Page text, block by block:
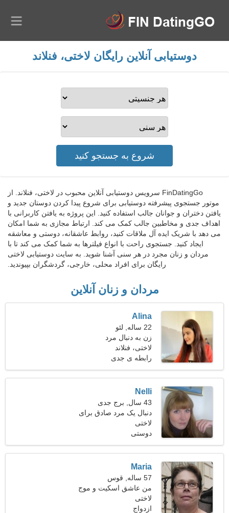
دوستیابی آنلاین رایگان لاختی، فنلاند
FinDatingGo سرویس دوستیابی آنلاین محبوب در لاختی، فنلاند. از
موتور جستجوی پیشرفته دوستیابی برای شروع پیدا کردن دوستان جدید و
یافتن دختران و جوانان جالب استفاده کنید. این پروژه به یافتن کاربرانی با
اهداف جدی و مخاطبین جالب کمک می کند. ارتباط مجازی به شما امکان
می دهد با شریک ایده آل ملاقات کنید، روابط عاشقانه، دوستی و معاشقه
ایجاد کنید. جستجوی راحت با انواع فیلترها به شما کمک می کند تا با
مردان و زنان مجرد در هر سنی آشنا شوید. به سایت دوستیابی لاختی
رایگان برای افراد محلی، خارجی، گردشگران بپیوندید.
مردان و زنان آنلاین
Alina
22 ساله, لئو
زن به دنبال مرد
لاختی، فنلاند
رابطه ی جدی
Nelli
43 سال, برج جدی
دنبال یک مرد صادق برای
کوهنوردی هستم
لاختی
دوستی
Maria
57 ساله, قوس
من عاشق اسکیت و موج
سواری هستم
لاختی
ازدواج